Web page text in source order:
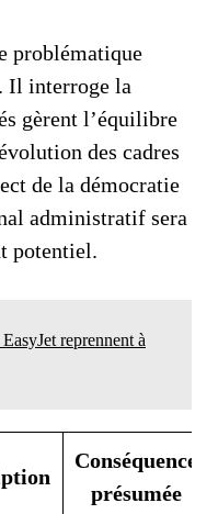
problématique
Il interroge la
gèrent l’équilibre
des cadres
de la démocratie
administratif sera
potentiel.
reprennent à
Conséquence
présumée